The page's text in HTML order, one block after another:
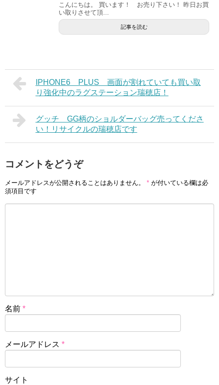
こんにちは。 買います！ お売り下さい！ 昨日お買
い取りさせて頂...
記事を読む
IPHONE6 PLUS 画面が割れていても買い取
り強化中のラグステーション瑞穂店！
グッチ GG柄のショルダーバッグ売ってくださ
い！リサイクルの瑞穂店です
コメントをどうぞ
メールアドレスが公開されることはありません。 * が付いている欄は必
須項目です
名前 *
メールアドレス *
サイト